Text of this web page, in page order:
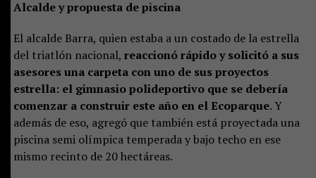
Alcalde y propuesta depiscina
El alcalde Barra, quien estaba a un costado de la estrella
del triatlón nacional, reaccionó rápido y solicitó a sus
asesores una carpeta con uno de sus proyectos
estrella: el gimnasio polideportivo que se debería
comenzar a construir este año en el Ecoparque. Y
además de eso, agregó que también está proyectada una
piscina semi olímpica temperada y bajo techo en ese
mismo recinto de 20 hectáreas.